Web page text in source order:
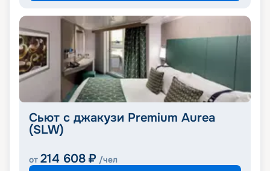
Сьют с джакузи Premium Aurea
(SLW)
от 214 608 ₽ /чел